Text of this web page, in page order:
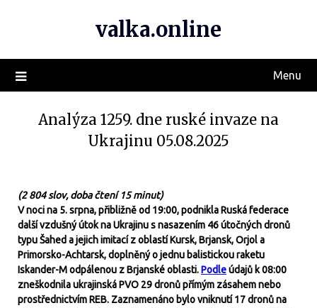
valka.online
Menu
Analýza 1259. dne ruské invaze na
Ukrajinu 05.08.2025
(2 804 slov, doba čtení 15 minut)
V noci na 5. srpna, přibližně od 19:00, podnikla Ruská federace
další vzdušný útok na Ukrajinu s nasazením 46 útočných dronů
typu Šahed a jejich imitací z oblastí Kursk, Brjansk, Orjol a
Primorsko-Achtarsk, doplněný o jednu balistickou raketu
Iskander-M odpálenou z Brjanské oblasti.Podleúdajů k 08:00
zneškodnila ukrajinská PVO 29 dronů přímým zásahem nebo
prostřednictvím REB. Zaznamenáno bylo vniknutí 17 dronů na